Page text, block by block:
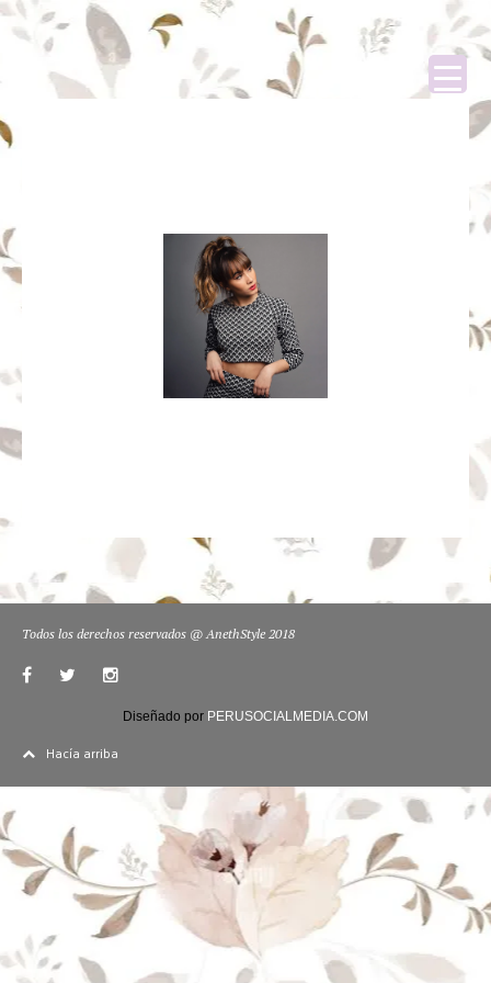
Todos los derechos reservados @ AnethStyle 2018
Diseñado por PERUSOCIALMEDIA.COM
Hacía arriba